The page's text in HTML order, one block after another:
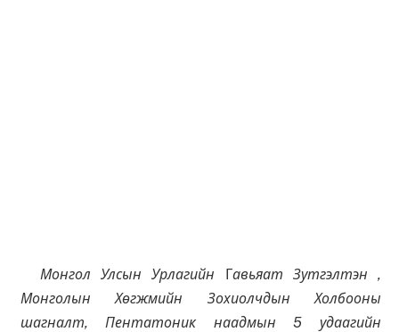
Монгол Улсын Урлагийн Гавьяат Зутгэлтэн ,
Монголын Хөгжмийн Зохиолчдын Холбооны
шагналт, Пентатоник наадмын 5 удаагийн